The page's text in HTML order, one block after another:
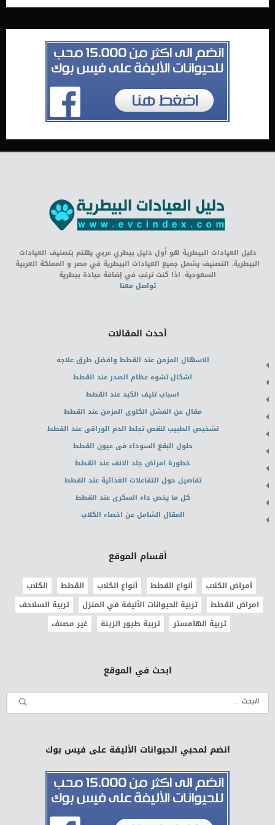
دليل العيادات البيطرية هو أول دليل بيطري عربي يهتم بتصنيف العيادات
البيطرية. التصنيف يشمل جميع العيادات البيطرية في مصر و المملكة العربية
السعودية. اذا كنت ترغب في إضافة عيادة بيطرية
تواصل معنا
أحدث المقالات
الاسهال المزمن عند القطط وافضل طرق علاجه
اشكال تشوه عظام الصدر عند القطط
اسباب تليف الكبد عند القطط
مقال عن الفشل الكلوى المزمن عند القطط
تشخيص الطبيب لنقص تجلط الدم الوراقى عند القطط
حلول البقع السوداء فى عيون القطط
خطورة امراض جلد الانف عند القطط
تفاصيل حول التفاعلات الغذائية عند القطط
كل ما يخص داء السكرى عند القطط
المقال الشامل عن اخصاء الكلاب
أقسام الموقع
أمراض الكلاب أنواع القطط أنواع الكلاب القطط
الكلاب
امراض القطط
تربية الحيوانات الأليفة في المنزل
تربية السلاحف
تربية الهامستر
تربية طيور الزينة غير مصنف
ابحث في الموقع
انضم لمحبي الحيوانات الأليفة على فيس بوك